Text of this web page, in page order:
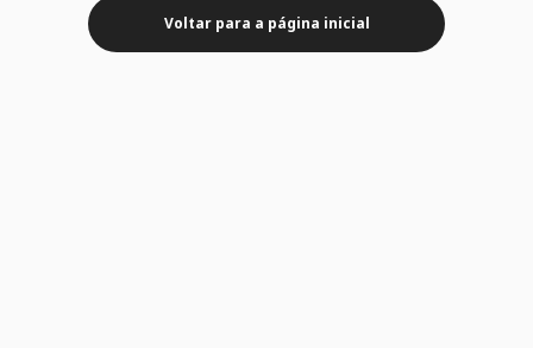
Voltar para a página inicial